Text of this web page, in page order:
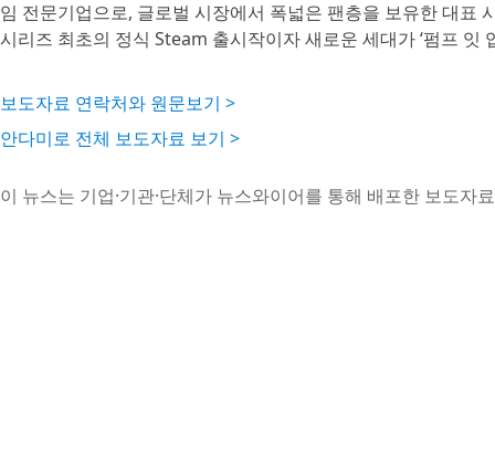
임 전문기업으로, 글로벌 시장에서 폭넓은 팬층을 보유한 대표
시리즈 최초의 정식 Steam 출시작이자 새로운 세대가 ‘펌프 잇
보도자료 연락처와 원문보기 >
안다미로 전체 보도자료 보기 >
이 뉴스는 기업·기관·단체가 뉴스와이어를 통해 배포한 보도자